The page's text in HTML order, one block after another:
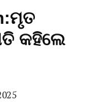
କହିଲେ